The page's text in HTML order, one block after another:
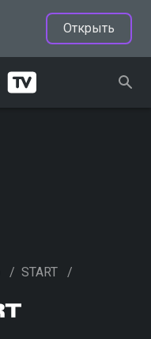
Открыть
/ START /